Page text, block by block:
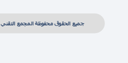
جميع الحقوق محفوظة المجمع التقني 2026